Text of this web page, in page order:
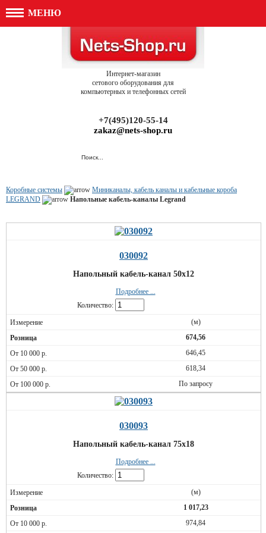
МЕНЮ
Интернет-магазин
сетового оборудования для
компьютерных и телефонных сетей
+7(495)120-55-14
zakaz@nets-shop.ru
Коробные системы
Миниканалы, кабель каналы и кабельные короба
LEGRAND
Напольные кабель-каналы Legrand
030092
Напольный кабель-канал 50x12
Подробнее ...
Количество:
(м)
674,56
646,45
618,34
По запросу
030093
Напольный кабель-канал 75x18
Подробнее ...
Количество:
(м)
1 017,23
974,84